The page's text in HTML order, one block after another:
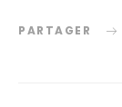
PARTAGER